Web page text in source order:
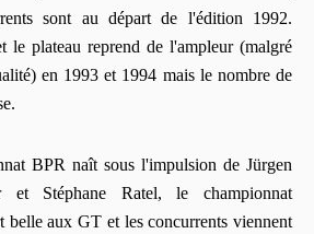
sont au départ de l'édition 1992.
le plateau reprend de l'ampleur (malgré
en 1993 et 1994 mais le nombre de
BPR naît sous l'impulsion de Jürgen
et Stéphane Ratel, le championnat
belle aux GT et les concurrents viennent